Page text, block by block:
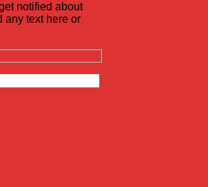
notified about
any text here or